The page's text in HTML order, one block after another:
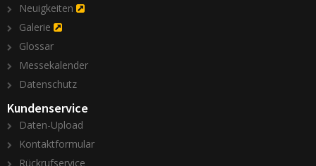
Neuigkeiten
Galerie
Glossar
Messekalender
Datenschutz
Kundenservice
Daten-Upload
Kontaktformular
Rückrufservice